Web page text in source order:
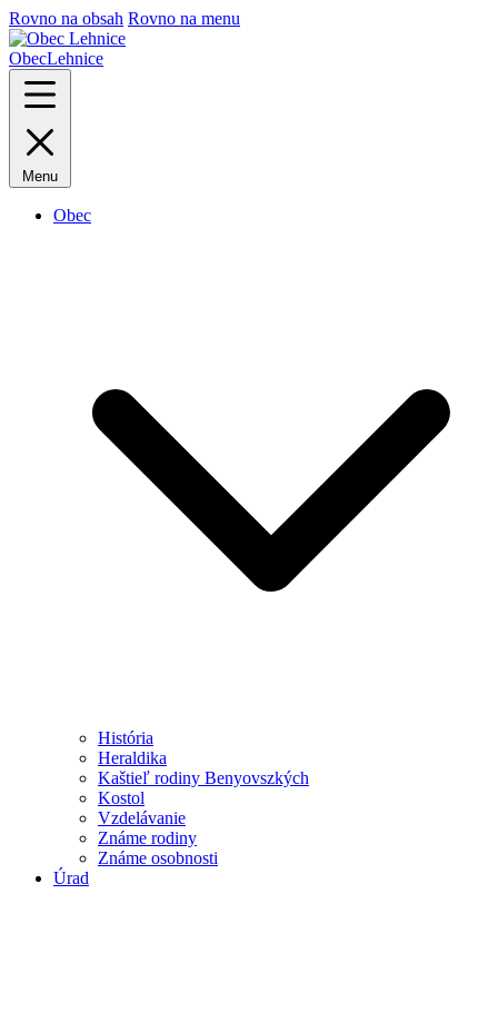
Rovno na obsah Rovno na menu
ObecLehnice
Menu
Obec
História
Heraldika
Kaštieľ rodiny Benyovszkých
Kostol
Vzdelávanie
Známe rodiny
Známe osobnosti
Úrad